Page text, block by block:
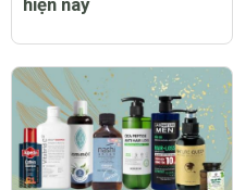
Top 12 thuốc tẩy quần
áo trắng sạch tốt nhất
hiện nay